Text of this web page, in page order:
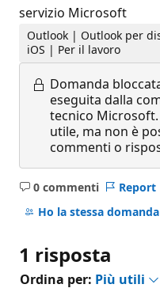
servizio Microsoft
Outlook | Outlook per
iOS | Per il lavoro
Domanda
eseguita dalla
tecnico Microsoft.
utile, ma non è
commenti o
0 commenti
Nessun
commento
Report
Ho la stessa domanda
1 risposta
Ordina per: Più utili